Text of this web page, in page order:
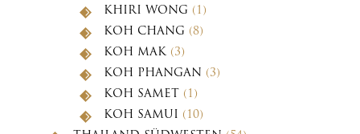
KHIRI WONG (1)
KOH CHANG (8)
KOH MAK(3)
KOH PHANGAN (3)
KOH SAMET (1)
KOH SAMUI (10)